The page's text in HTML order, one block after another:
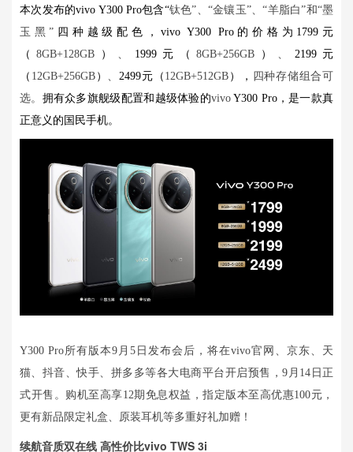
本次发布的vivo Y300 Pro包含“钛色”、“金镶玉”、“羊脂白”和“墨
玉黑” 四种越级配色，vivo Y300 Pro的价格为1799元
（8GB+128GB ） 、 1999元（8GB+256GB ） 、 2199元
（ 12GB+256GB） 、 2499元（ 12GB+512GB ）， 四种存储组合可
选。 拥有众多旗舰级配置和越级体验的vivoY300 Pro，是一款真
正意义的国民手机。
Y300 Pro所有版本9月5日发布会后，将在vivo官网、京东、天
猫、抖音、快手、拼多多等各大电商平台开启预售，9月14日正
式开售。购机至高享12期免息权益，指定版本至高优惠100元，
更有新品限定礼盒、原装耳机等多重好礼加赠！
续航音质双在线 高性价比vivo TWS 3i